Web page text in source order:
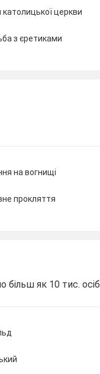
католицької церкви
з єретиками
на вогнищі
прокляття
більш як 10 тис. осіб